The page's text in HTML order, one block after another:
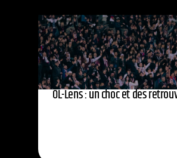
OL-Lens : un choc et des